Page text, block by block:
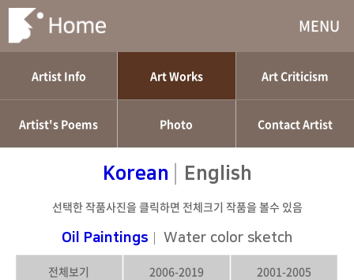
MENU
Artist Info Art Works Art Criticism
Artist's Poems Photo Contact Artist
Korean | English
선택한 작품사진을 클릭하면 전체크기 작품을 볼수 있음
Oil Paintings
Water color sketch
전체보기 2006-2019 2001-2005